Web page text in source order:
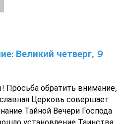
Великий четверг, 9
Просьба обратить внимание,
Церковь совершает
Тайной Вечери Господа